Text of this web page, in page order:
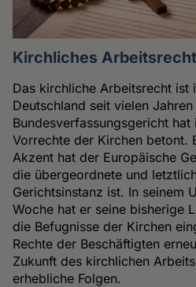
Kirchliches
Das kirchliche Arbeitsrecht ist
Deutschland seit vielen
Bundesverfassungsgericht
Vorrechte der Kirchen betont.
Akzent hat der Europäische
die übergeordnete und
Gerichtsinstanz ist. In seinem
Woche hat er seine bisherige
die Befugnisse der Kirchen
Rechte der Beschäftigten
Zukunft des kirchlichen
erhebliche Folgen.